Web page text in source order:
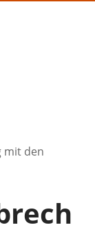
mit den